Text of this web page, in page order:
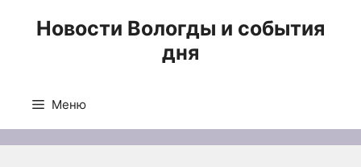
Новости Вологды и события
дня
Меню